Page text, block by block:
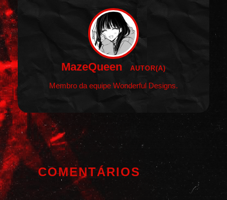
MazeQueen AUTOR(A)
Membro da equipe Wonderful Designs.
COMENTÁRIOS